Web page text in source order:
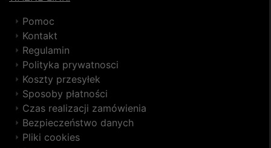
Pomoc
Kontakt
Regulamin
Polityka prywatnosci
Koszty przesyłek
Sposoby płatności
Czas realizacji zamówienia
Bezpieczeństwo danych
Pliki cookies